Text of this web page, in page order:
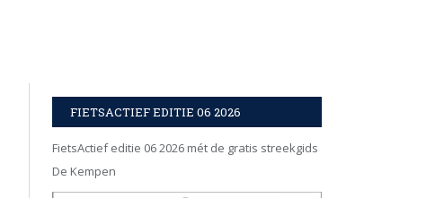
FIETSACTIEF EDITIE 06 2026
FietsActief editie 06 2026 mét de gratis streekgids
De Kempen